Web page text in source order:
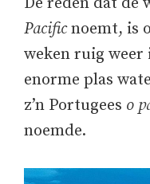
Pacificnoemt, is
weken ruig
enorme plas
z’n Portugees o
noemde.